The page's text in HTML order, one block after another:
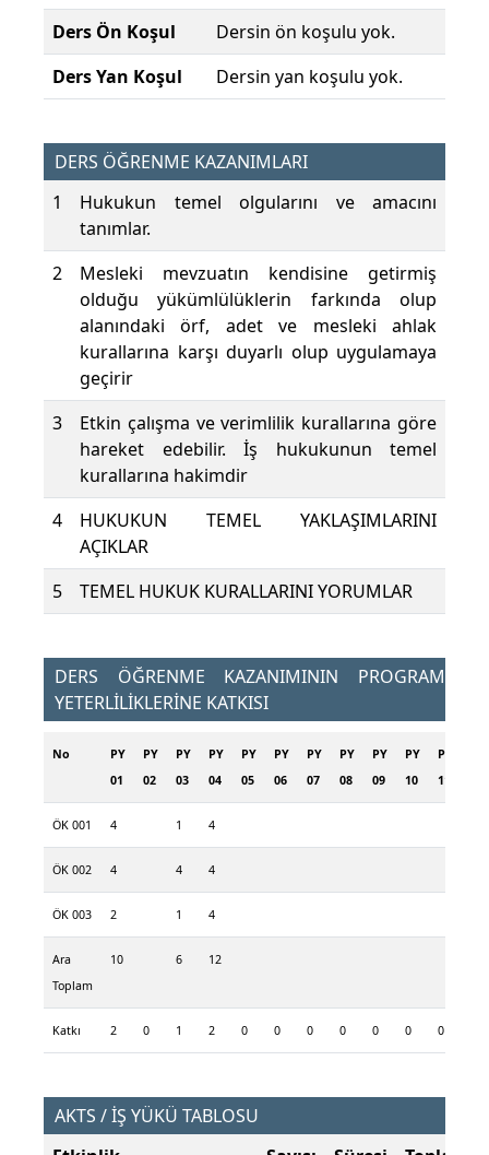
Ders Ön Koşul
Dersin ön koşulu yok.
Ders Yan Koşul
Dersin yan koşulu yok.
DERS ÖĞRENME KAZANIMLARI
1
Hukukun temel olgularını ve amacını
tanımlar.
2
Mesleki mevzuatın kendisine getirmiş
olduğu yükümlülüklerin farkında olup
alanındaki örf, adet ve mesleki ahlak
kurallarına karşı duyarlı olup uygulamaya
geçirir
3
Etkin çalışma ve verimlilik kurallarına göre
hareket edebilir. İş hukukunun temel
kurallarına hakimdir
4
HUKUKUN TEMEL YAKLAŞIMLARINI
AÇIKLAR
5
TEMEL HUKUK KURALLARINI YORUMLAR
DERS ÖĞRENME KAZANIMININ PROGRAM
YETERLİLİKLERİNE KATKISI
No
PY
01
PY
02
PY
03
PY
04
PY
05
PY
06
PY
07
PY
08
PY
09
PY
10
PY
11
ÖK 001 4 1 4
ÖK 002 4 4 4
ÖK 003 2 1 4
Ara
Toplam
10 6 12
Katkı 2 0 1 2 0 0 0 0 0 0 0
AKTS / İŞ YÜKÜ TABLOSU